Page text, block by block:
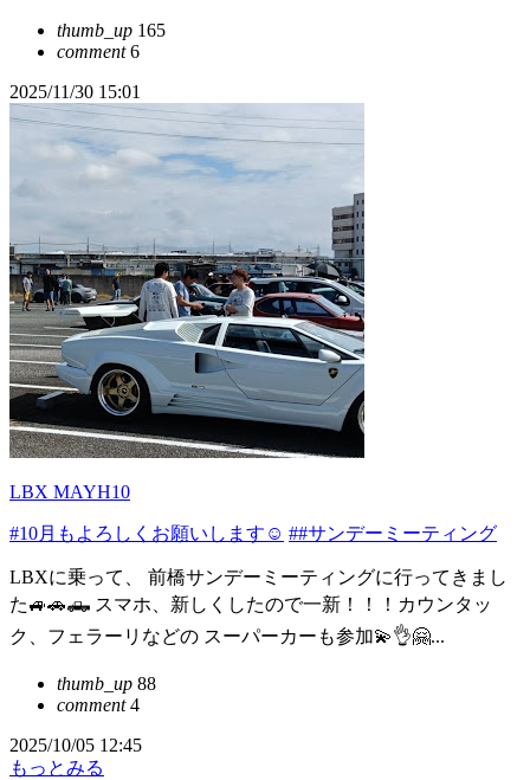
thumb_up 165
comment6
2025/11/30 15:01
LBX MAYH10
#10月もよろしくお願いします☺ ##サンデーミーティング
LBXに乗って、 前橋サンデーミーティングに行ってきまし
た🚙🚗🛻 スマホ、新しくしたので一新！！！カウンタッ
ク、フェラーリなどの スーパーカーも参加💫👌🤗...
thumb_up 88
comment4
2025/10/05 12:45
もっとみる